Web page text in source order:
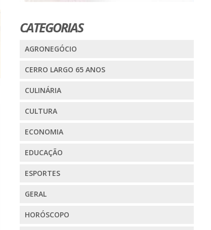
CATEGORIAS
AGRONEGÓCIO
CERRO LARGO 65 ANOS
CULINÁRIA
CULTURA
ECONOMIA
EDUCAÇÃO
ESPORTES
GERAL
HORÓSCOPO